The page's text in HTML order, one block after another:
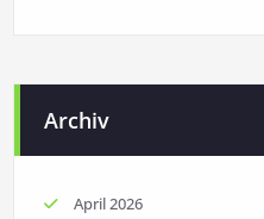
Archiv
April 2026